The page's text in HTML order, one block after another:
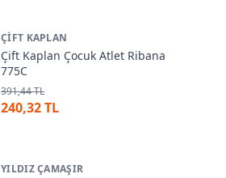
ÇIFT KAPLAN
Çift Kaplan Çocuk Atlet Ribana
775C
391,44 TL
240,32 TL
YILDIZ ÇAMAŞIR